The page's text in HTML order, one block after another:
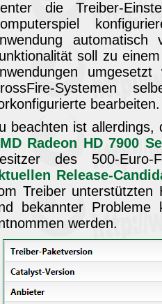
die Treiber-
soll zu
Systemen
bearbeiten.
beachten ist allerdings,
Radeon HD 7900
des 500-Euro-
Release-
Treiber unterstützten
bekannter
werden.